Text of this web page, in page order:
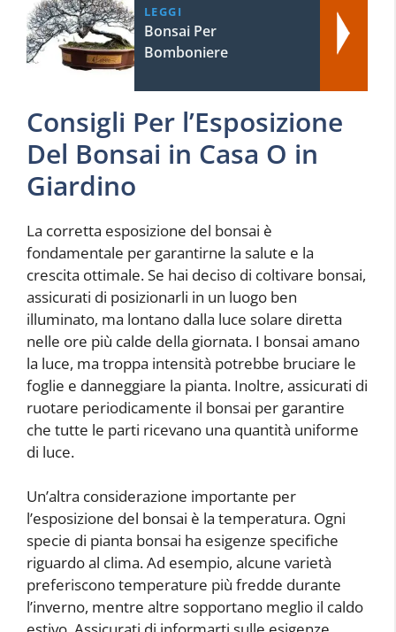
LEGGI
Bonsai Per
Bomboniere
Consigli Per l’Esposizione
Del Bonsai in Casa O in
Giardino
La corretta esposizione del bonsai è
fondamentale per garantirne la salute e la
crescita ottimale. Se hai deciso di coltivare bonsai,
assicurati di posizionarli in un luogo ben
illuminato, ma lontano dalla luce solare diretta
nelle ore più calde della giornata. I bonsai amano
la luce, ma troppa intensità potrebbe bruciare le
foglie e danneggiare la pianta. Inoltre, assicurati di
ruotare periodicamente il bonsai per garantire
che tutte le parti ricevano una quantità uniforme
di luce.
Un’altra considerazione importante per
l’esposizione del bonsai è la temperatura. Ogni
specie di pianta bonsai ha esigenze specifiche
riguardo al clima. Ad esempio, alcune varietà
preferiscono temperature più fredde durante
l’inverno, mentre altre sopportano meglio il caldo